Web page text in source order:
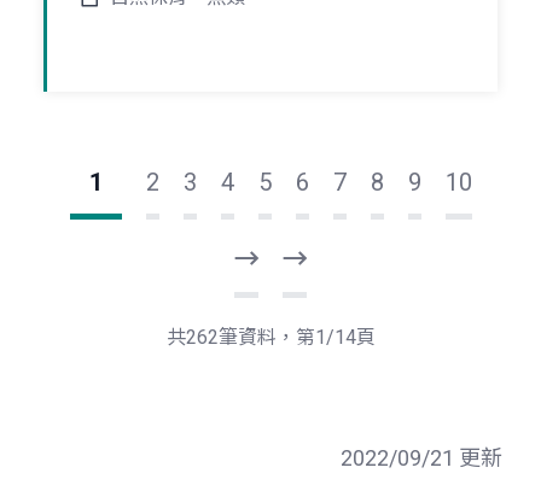
1 2 3 4 5 6 7 8 9 10
一
頁
後
一
共262筆資料，第1/14頁
2022/09/21 更新